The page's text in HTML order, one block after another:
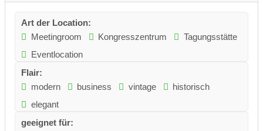
Art der Location:
Meetingroom
Kongresszentrum
Tagungsstätte
Eventlocation
Flair:
modern
business vintage
historisch
elegant
geeignet für: